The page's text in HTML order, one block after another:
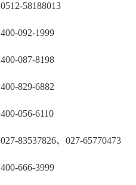
0512-58188013
400-092-1999
400-087-8198
400-829-6882
400-056-6110
027-83537826、027-65770473
400-666-3999